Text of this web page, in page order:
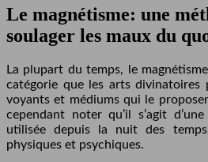
Le magnétisme: une
soulager les maux du
La plupart du temps, le
catégorie que les arts divinatoires
voyants et médiums qui le
cependant noter qu’il s’agit
utilisée depuis la nuit des
physiques et psychiques.